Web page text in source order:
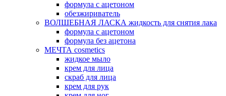
формула с ацетоном
обезжириватель
ВОЛШЕБНАЯ ЛАСКА жидкость для снятия лака
формула с ацетоном
формула без ацетона
МЕЧТА cosmetics
жидкое мыло
крем для лица
скраб для лица
крем для рук